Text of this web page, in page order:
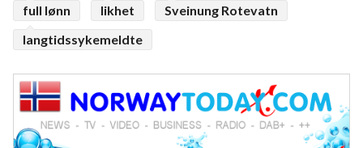
full lønn
likhet
Sveinung Rotevatn
langtidssykemeldte